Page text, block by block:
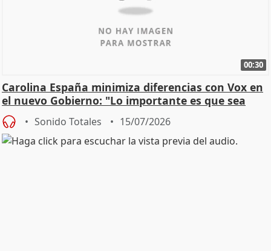
00:30
Carolina España minimiza diferencias con Vox en
el nuevo Gobierno: "Lo importante es que sea
una leg
Sonido Totales 15/07/2026